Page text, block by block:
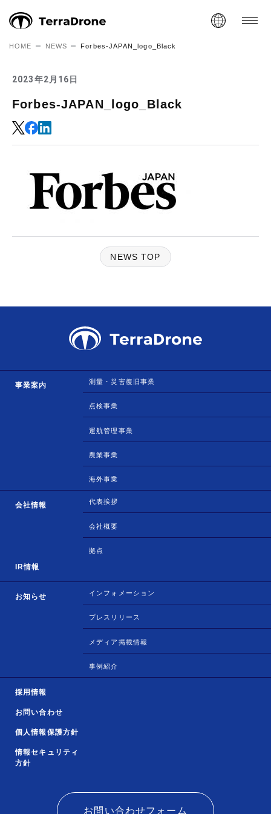
HOME NEWS Forbes-JAPAN_logo_Black
2023年2月16日
Forbes-JAPAN_logo_Black
NEWS TOP
事業案内 測量・災害復旧事業
点検事業
運航管理事業
農業事業
海外事業
会社情報 代表挨拶
会社概要
拠点
IR情報
お知らせ インフォメーション
プレスリリース
メディア掲載情報
事例紹介
採用情報
お問い合わせ
個人情報保護方針
情報セキュリティ
方針
お問い合わせフォーム